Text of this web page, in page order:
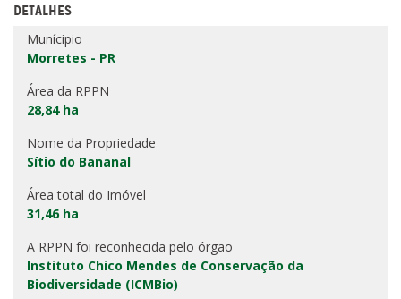
DETALHES
Munícipio
Morretes - PR
Área da RPPN
28,84 ha
Nome da Propriedade
Sítio do Bananal
Área total do Imóvel
31,46 ha
A RPPN foi reconhecida pelo órgão
Instituto Chico Mendes de Conservação da
Biodiversidade (ICMBio)